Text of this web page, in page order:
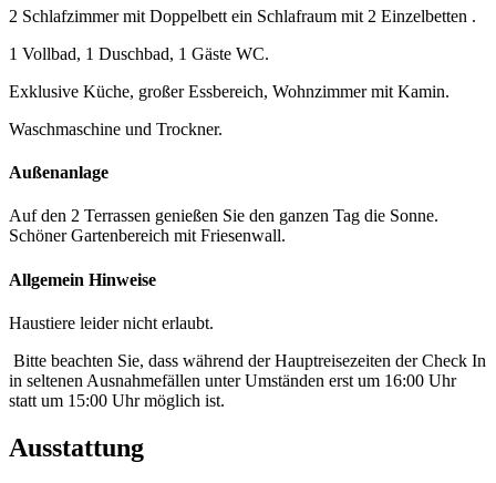
2 Schlafzimmer mit Doppelbett ein Schlafraum mit 2 Einzelbetten .
1 Vollbad, 1 Duschbad, 1 Gäste WC.
Exklusive Küche, großer Essbereich, Wohnzimmer mit Kamin.
Waschmaschine und Trockner.
Außenanlage
Auf den 2 Terrassen genießen Sie den ganzen Tag die Sonne.
Schöner Gartenbereich mit Friesenwall.
Allgemein Hinweise
Haustiere leider nicht erlaubt.
Bitte beachten Sie, dass während der Hauptreisezeiten der Check In
in seltenen Ausnahmefällen unter Umständen erst um 16:00 Uhr
statt um 15:00 Uhr möglich ist.
Ausstattung